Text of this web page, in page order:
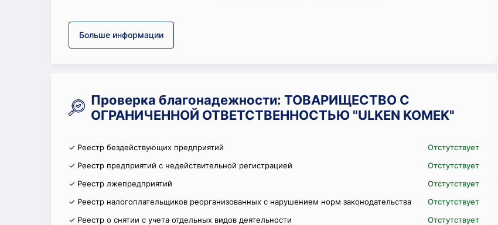
Больше информации
Проверка благонадежности: ТОВАРИЩЕСТВО С
ОГРАНИЧЕННОЙ ОТВЕТСТВЕННОСТЬЮ "ULKEN KOMEK"
✓ Реестр бездействующих предприятий
Отстутствует
✓ Реестр предприятий с недействительной регистрацией
Отстутствует
✓ Реестр лжепредприятий
Отстутствует
✓ Реестр налогоплательщиков реорганизованных с нарушением норм законодательства
Отстутствует
✓ Реестр о снятии с учета отдельных видов деятельности
Отстутствует